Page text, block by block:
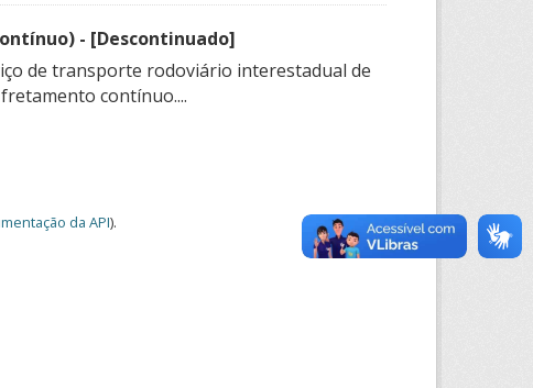
- [Descontinuado]
de transporte rodoviário interestadual de
contínuo....
da API).